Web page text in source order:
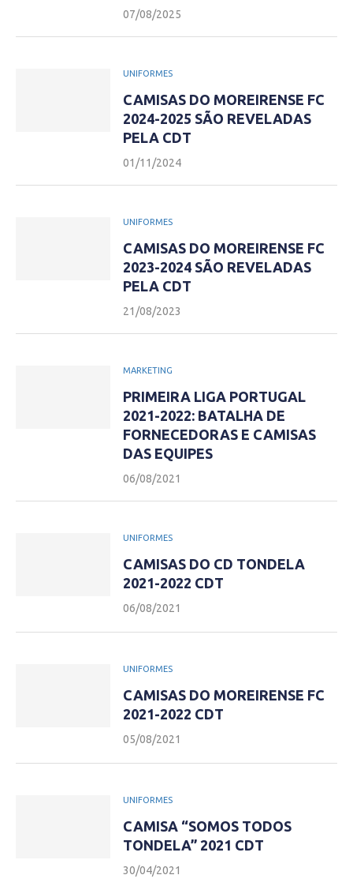
07/08/2025
UNIFORMES
CAMISAS DO MOREIRENSE FC
2024-2025 SÃO REVELADAS
PELA CDT
01/11/2024
UNIFORMES
CAMISAS DO MOREIRENSE FC
2023-2024 SÃO REVELADAS
PELA CDT
21/08/2023
MARKETING
PRIMEIRA LIGA PORTUGAL
2021-2022: BATALHA DE
FORNECEDORAS E CAMISAS
DAS EQUIPES
06/08/2021
UNIFORMES
CAMISAS DO CD TONDELA
2021-2022 CDT
06/08/2021
UNIFORMES
CAMISAS DO MOREIRENSE FC
2021-2022 CDT
05/08/2021
UNIFORMES
CAMISA “SOMOS TODOS
TONDELA” 2021 CDT
30/04/2021